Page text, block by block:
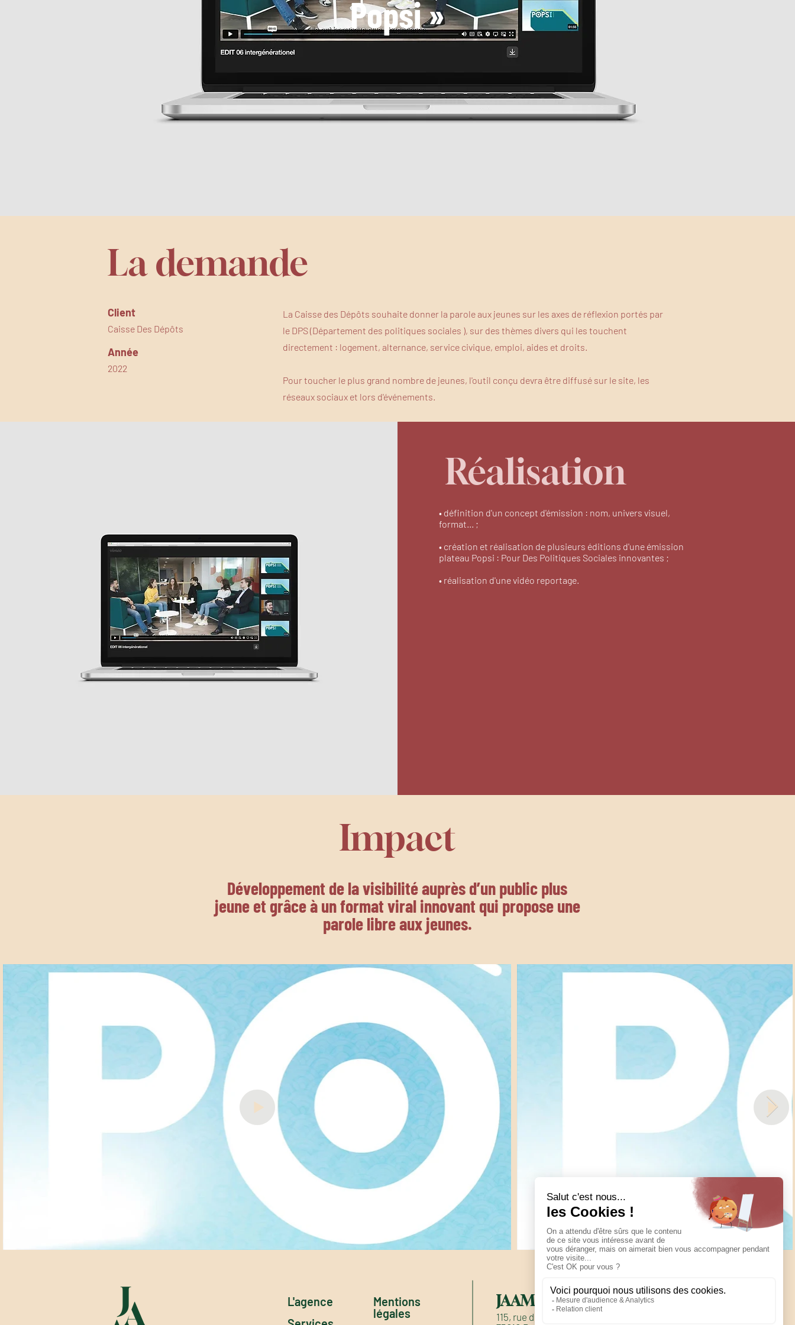
Popsi »
La demande
Client
Caisse Des Dépôts
Année
2022
La Caisse des Dépôts souhaite donner la parole aux jeunes sur les axes de réflexion portés par
le DPS (Département des politiques sociales ), sur des thèmes divers qui les touchent
directement : logement, alternance, service civique, emploi, aides et droits.
Pour toucher le plus grand nombre de jeunes, l'outil conçu devra être diffusé sur le site, les
réseaux sociaux et lors d'événements.
Réalisation
• définition d'un concept d'émission : nom, univers visuel,
format... ;
• création et réalisation de plusieurs éditions d'une émission
plateau Popsi : Pour Des Politiques Sociales innovantes ;
• réalisation d'une vidéo reportage.
Impact
Développement de la visibilité auprès d’un public plus
jeune et grâce à un format viral innovant qui propose une
parole libre aux jeunes.
L'agence
JAAM
115, rue du Faubourg du Temple,
Mentions
légales